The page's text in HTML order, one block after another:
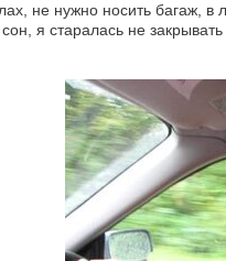
не нужно носить багаж,
я старалась не